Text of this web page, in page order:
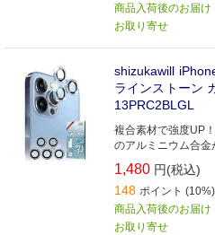
商品入荷後のお届
お取り寄せ
shizukawill
ラインストーン
13PRC2BLGL
複合素材で強度UP
のアルミニウム合金
1,480 円(税込)
148 ポイント (10%)
商品入荷後のお届
お取り寄せ